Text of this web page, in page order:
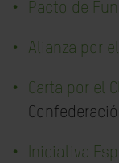
Pacto de
Alianza por
Carta por el
Iniciativa